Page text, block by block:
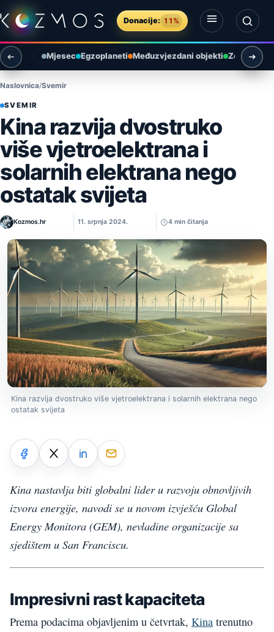
Preskoči na sadržaj
Donacije: 11%
Otvori izbornik
Otvori pretragu
Mjesec Egzoplaneti Međuzvjezdani objekti Zemlja i
Naslovnica Svemir
SVEMIR
Kina razvija dvostruko
više vjetroelektrana i
solarnih elektrana nego
ostatak svijeta
Kozmos.hr 11. srpnja 2024. 4 min čitanja
Kina razvija dvostruko više vjetroelektrana i solarnih elektrana nego
ostatak svijeta
Kina nastavlja biti globalni lider u razvoju obnovljivih
izvora energije, navodi se u novom izvješću Global
Energy Monitora (GEM), nevladine organizacije sa
sjedištem u San Franciscu.
Impresivni rast kapaciteta
Prema podacima objavljenim u četvrtak, Kina trenutno